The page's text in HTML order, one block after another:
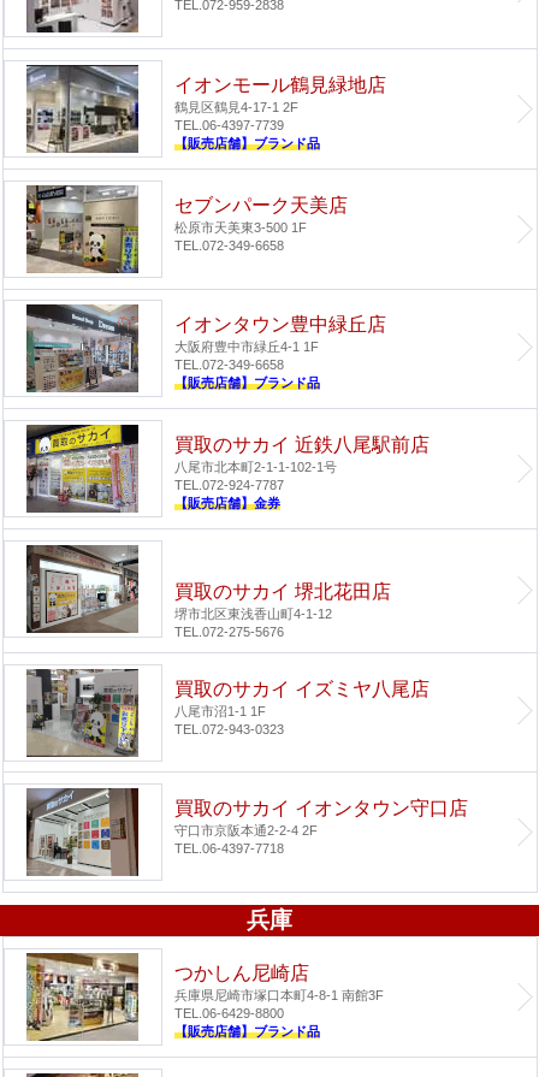
TEL.072-959-2838
イオンモール鶴見緑地店
鶴見区鶴見4-17-1 2F
TEL.06-4397-7739
【販売店舗】ブランド品
セブンパーク天美店
松原市天美東3-500 1F
TEL.072-349-6658
イオンタウン豊中緑丘店
大阪府豊中市緑丘4-1 1F
TEL.072-349-6658
【販売店舗】ブランド品
買取のサカイ 近鉄八尾駅前店
八尾市北本町2-1-1-102-1号
TEL.072-924-7787
【販売店舗】金券
買取のサカイ 堺北花田店
堺市北区東浅香山町4-1-12
TEL.072-275-5676
買取のサカイ イズミヤ八尾店
八尾市沼1-1 1F
TEL.072-943-0323
買取のサカイ イオンタウン守口店
守口市京阪本通2-2-4 2F
TEL.06-4397-7718
兵庫
つかしん尼崎店
兵庫県尼崎市塚口本町4-8-1 南館3F
TEL.06-6429-8800
【販売店舗】ブランド品